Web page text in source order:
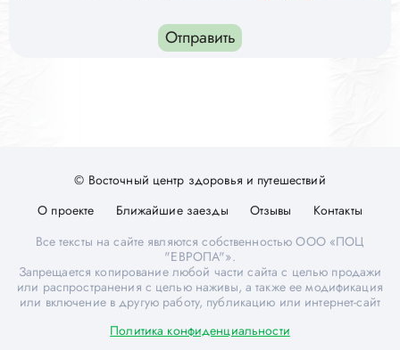
© Восточный центр здоровья и путешествий
О проекте
Ближайшие заезды Отзывы
Контакты
Все тексты на сайте являются собственностью ООО «ПОЦ
"ЕВРОПА"».
Запрещается копирование любой части сайта с целью продажи
или распространения с целью наживы, а также ее модификация
или включение в другую работу, публикацию или интернет-сайт
Политика конфиденциальности